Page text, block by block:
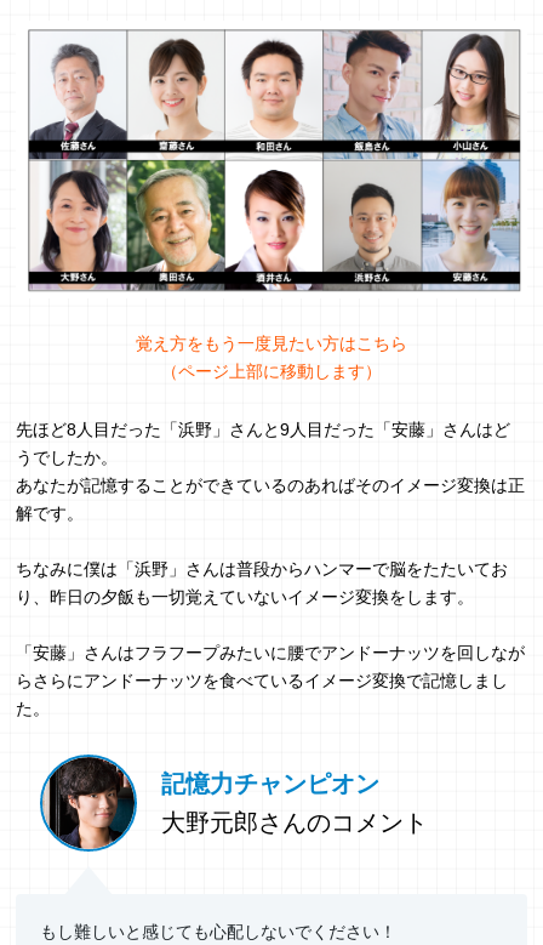
覚え方をもう一度見たい方はこちら
（ページ上部に移動します）
先ほど8人目だった「浜野」さんと9人目だった「安藤」さんはど
うでしたか。
あなたが記憶することができているのあればそのイメージ変換は正
解です。
ちなみに僕は「浜野」さんは普段からハンマーで脳をたたいてお
り、昨日の夕飯も一切覚えていないイメージ変換をします。
「安藤」さんはフラフープみたいに腰でアンドーナッツを回しなが
らさらにアンドーナッツを食べているイメージ変換で記憶しまし
た。
記憶力チャンピオン
大野元郎さんのコメント
もし難しいと感じても心配しないでください！